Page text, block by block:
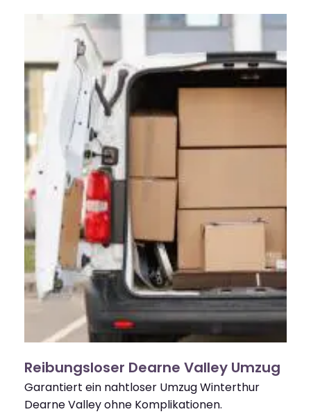
Reibungsloser Dearne Valley Umzug
Garantiert ein nahtloser Umzug Winterthur
Dearne Valley ohne Komplikationen.